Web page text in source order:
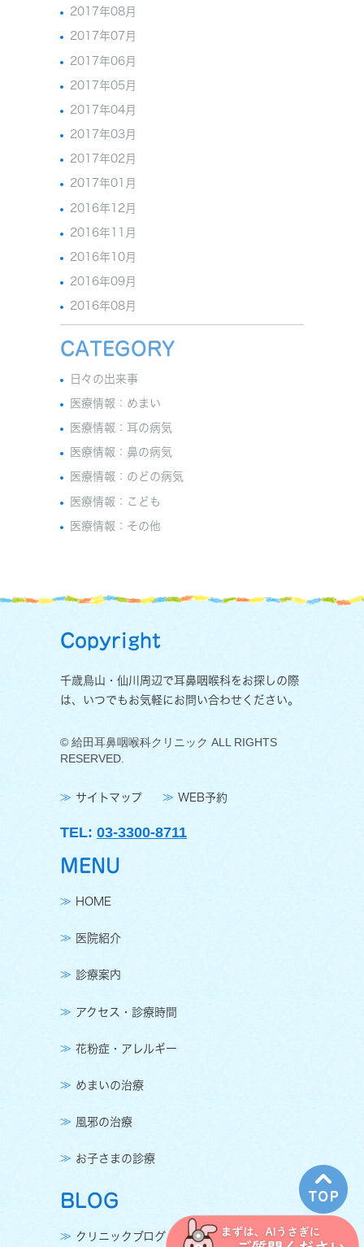
2017年08月
2017年07月
2017年06月
2017年05月
2017年04月
2017年03月
2017年02月
2017年01月
2016年12月
2016年11月
2016年10月
2016年09月
2016年08月
CATEGORY
日々の出来事
医療情報：めまい
医療情報：耳の病気
医療情報：鼻の病気
医療情報：のどの病気
医療情報：こども
医療情報：その他
Copyright
千歳鳥山・仙川周辺で耳鼻咽喉科をお探しの際
は、いつでもお気軽にお問い合わせください。
© 給田耳鼻咽喉科クリニック ALL RIGHTS
RESERVED.
サイトマップ WEB予約
TEL: 03-3300-8711
MENU
HOME
医院紹介
診療案内
アクセス・診療時間
花粉症・アレルギー
めまいの治療
風邪の治療
お子さまの診療
BLOG
クリニックブログ